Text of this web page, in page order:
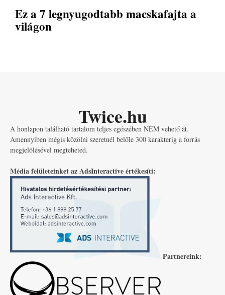
Ez a 7 legnyugodtabb macskafajta a
világon
Twice.hu
A honlapon található tartalom teljes egészében NEM vehető át.
Amennyiben mégis közölni szeretnél belőle 300 karakterig a forrás
megjelölésével megteheted.
Média felületeinket az AdsInteractive értékesíti:
Partnereink: